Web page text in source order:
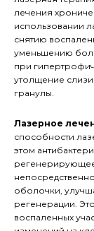
лечения
использовании
снятию
уменьшению
при
утолщение
гранулы.
Лазерное
способности
этом
регенерирующее
оболочки,
регенерации.
воспаленных